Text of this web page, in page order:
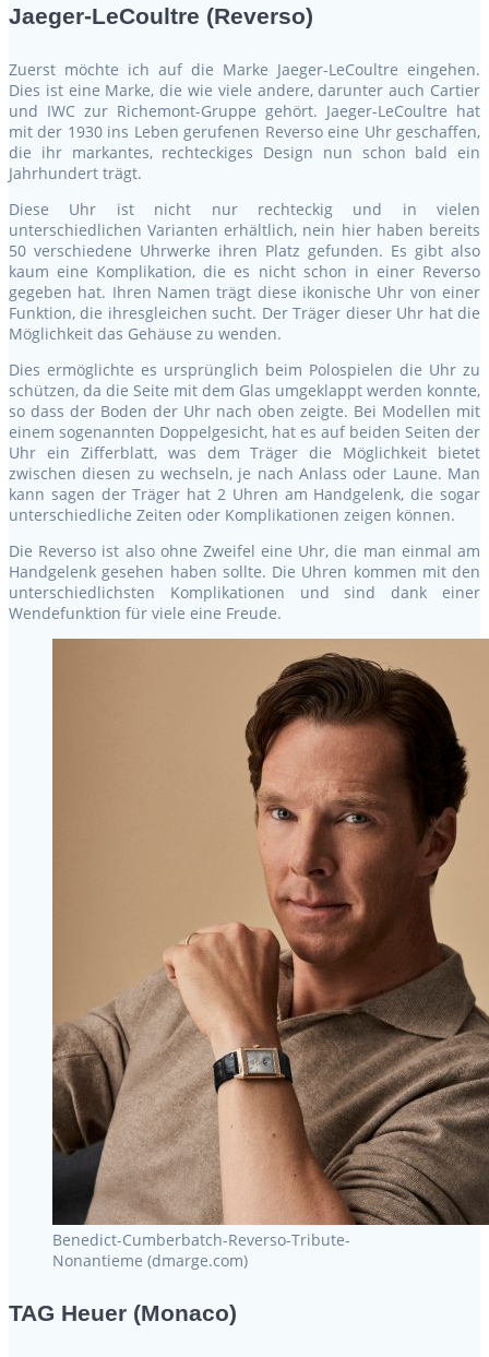
Jaeger-LeCoultre (Reverso)
Zuerst möchte ich auf die Marke Jaeger-LeCoultre eingehen.
Dies ist eine Marke, die wie viele andere, darunter auch Cartier
und IWC zur Richemont-Gruppe gehört. Jaeger-LeCoultre hat
mit der 1930 ins Leben gerufenen Reverso eine Uhr geschaffen,
die ihr markantes, rechteckiges Design nun schon bald ein
Jahrhundert trägt.
Diese Uhr ist nicht nur rechteckig und in vielen
unterschiedlichen Varianten erhältlich, nein hier haben bereits
50 verschiedene Uhrwerke ihren Platz gefunden. Es gibt also
kaum eine Komplikation, die es nicht schon in einer Reverso
gegeben hat. Ihren Namen trägt diese ikonische Uhr von einer
Funktion, die ihresgleichen sucht. Der Träger dieser Uhr hat die
Möglichkeit das Gehäuse zu wenden.
Dies ermöglichte es ursprünglich beim Polospielen die Uhr zu
schützen, da die Seite mit dem Glas umgeklappt werden konnte,
so dass der Boden der Uhr nach oben zeigte. Bei Modellen mit
einem sogenannten Doppelgesicht, hat es auf beiden Seiten der
Uhr ein Zifferblatt, was dem Träger die Möglichkeit bietet
zwischen diesen zu wechseln, je nach Anlass oder Laune. Man
kann sagen der Träger hat 2 Uhren am Handgelenk, die sogar
unterschiedliche Zeiten oder Komplikationen zeigen können.
Die Reverso ist also ohne Zweifel eine Uhr, die man einmal am
Handgelenk gesehen haben sollte. Die Uhren kommen mit den
unterschiedlichsten Komplikationen und sind dank einer
Wendefunktion für viele eine Freude.
Benedict-Cumberbatch-Reverso-Tribute-
Nonantieme (dmarge.com)
TAG Heuer (Monaco)